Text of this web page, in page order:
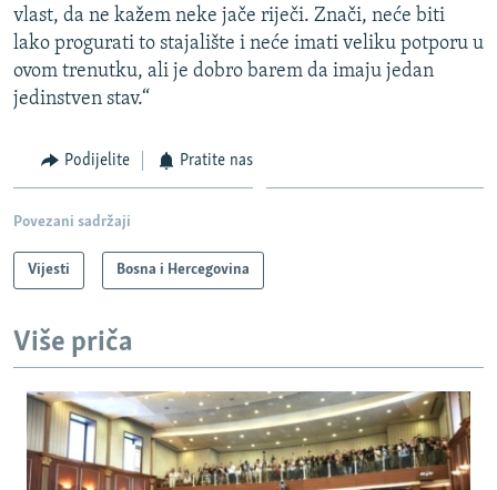
vlast, da ne kažem neke jače riječi. Znači, neće biti
lako progurati to stajalište i neće imati veliku potporu u
ovom trenutku, ali je dobro barem da imaju jedan
jedinstven stav.“
Podijelite Pratite nas
Povezani sadržaji
Vijesti Bosna i Hercegovina
Više priča